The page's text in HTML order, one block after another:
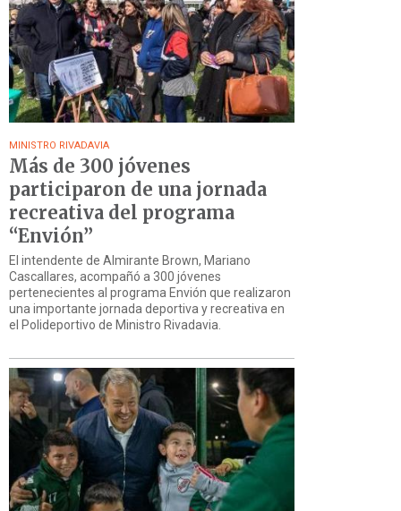
MINISTRO RIVADAVIA
Más de 300 jóvenes
participaron de una jornada
recreativa del programa
“Envión”
El intendente de Almirante Brown, Mariano
Cascallares, acompañó a 300 jóvenes
pertenecientes al programa Envión que realizaron
una importante jornada deportiva y recreativa en
el Polideportivo de Ministro Rivadavia.